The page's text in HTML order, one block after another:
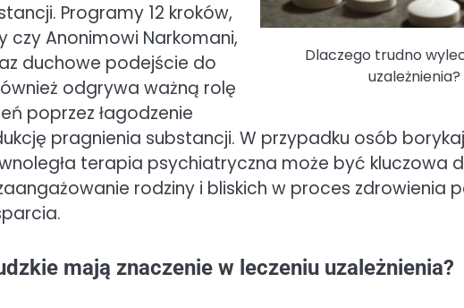
Dlaczego trudno
uzależnienia?
Programy 12 kroków,
czy Anonimowi Narkomani,
duchowe podejście do
odgrywa ważną rolę
poprzez łagodzenie
pragnienia substancji. W przypadku osób
terapia psychiatryczna może być kluczowa
rodziny i bliskich w proces zdrowienia
mają znaczenie w leczeniu uzależnienia?